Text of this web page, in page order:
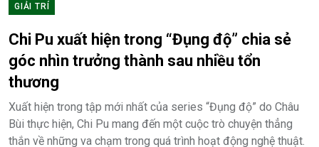
GIẢI TRÍ
Chi Pu xuất hiện trong “Đụng độ” chia sẻ
góc nhìn trưởng thành sau nhiều tổn
thương
Xuất hiện trong tập mới nhất của series “Đụng độ” do Châu
Bùi thực hiện, Chi Pu mang đến một cuộc trò chuyện thẳng
thắn về những va chạm trong quá trình hoạt động nghệ thuật.